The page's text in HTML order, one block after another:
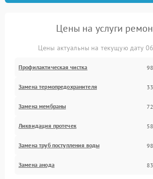
Цены на услуги
Цены актуальны на текущую дату
Профилактическая чистка
Замена термопредохранителя
Замена мембраны
Ликвидация протечек
Замена труб поступления воды
Замена анода